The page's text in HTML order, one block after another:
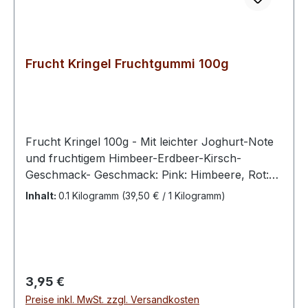
Apfel‑Obstbrand von Schwechower steht für
Frucht Kringel Fruchtgummi 100g
Frucht Kringel 100g - Mit leichter Joghurt-Note
und fruchtigem Himbeer-Erdbeer-Kirsch-
Geschmack- Geschmack: Pink: Himbeere, Rot:
Erdbeere, Dunkelrot: Kirsche, Weiß: Joghurt-
Säuerungsmittel: Citronensäure, MILCHSÄURE,
Feuchthaltemittel: Sorbit, färbende Lebensmittel
Inhalt: 0.1 Kilogramm (39,50 € / 1 Kilogramm)
Regulärer Preis:
3,95 €
Preise inkl. MwSt. zzgl. Versandkosten